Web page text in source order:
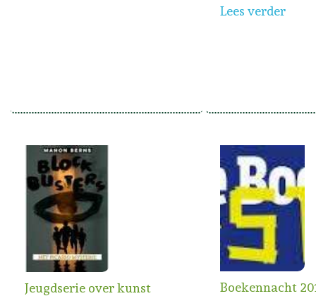
Lees verder
Jeugdserie over kunst
Boekennacht